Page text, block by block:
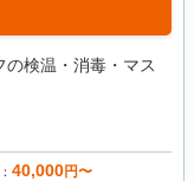
検温・消毒・マス
40,000円〜